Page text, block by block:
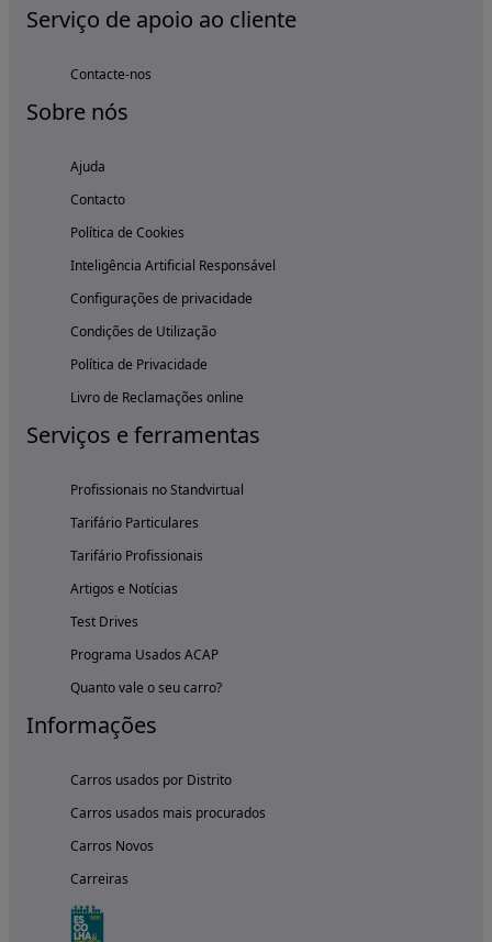
Serviço de apoio ao cliente
Contacte-nos
Sobre nós
Ajuda
Contacto
Política de Cookies
Inteligência Artificial Responsável
Configurações de privacidade
Condições de Utilização
Política de Privacidade
Livro de Reclamações online
Serviços e ferramentas
Profissionais no Standvirtual
Tarifário Particulares
Tarifário Profissionais
Artigos e Notícias
Test Drives
Programa Usados ACAP
Quanto vale o seu carro?
Informações
Carros usados por Distrito
Carros usados mais procurados
Carros Novos
Carreiras